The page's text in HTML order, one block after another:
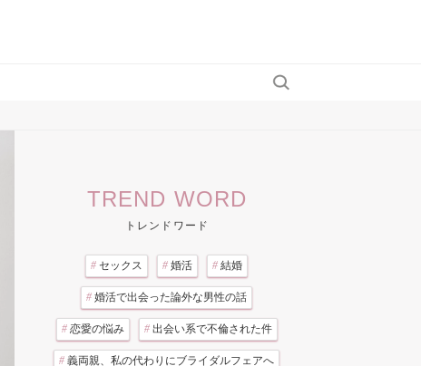
TREND WORD
トレンドワード
# セックス # 婚活 # 結婚
# 婚活で出会った論外な男性の話
# 恋愛の悩み # 出会い系で不倫された件
# 義両親、私の代わりにブライダルフェアへ